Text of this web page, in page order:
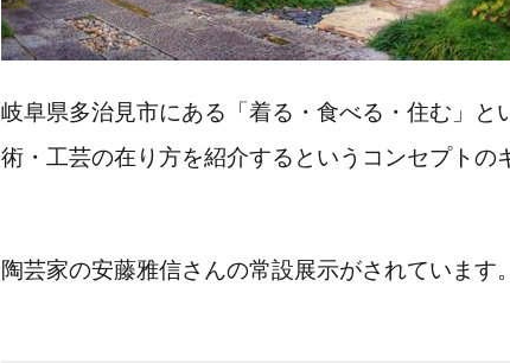
岐阜県多治見市にある「着る・食べる・住む」と
術・工芸の在り方を紹介するというコンセプトの
陶芸家の安藤雅信さんの常設展示がされています。